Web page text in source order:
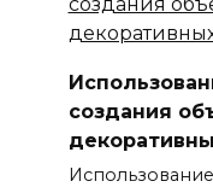
создания